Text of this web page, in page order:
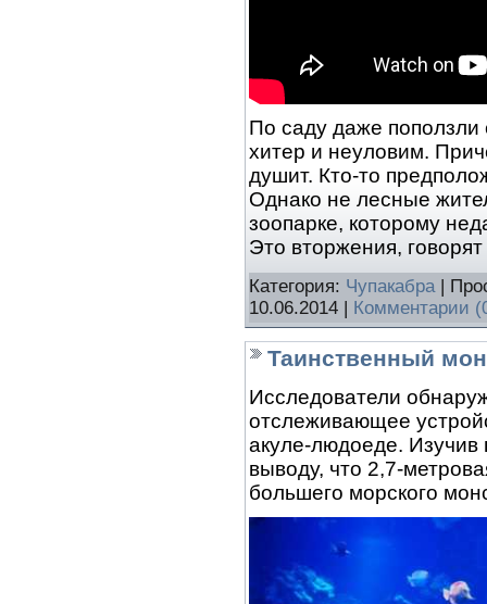
По саду даже поползли
хитер и неуловим.
душит. Кто-то
Однако не лесные
зоопарке, которому
Это вторжения,
Категория: Чупакабра|
10.06.2014
Комментарии
Таинственный
Исследователи
отслеживающее
акуле-людоеде.
выводу, что 2,7-
большего морского